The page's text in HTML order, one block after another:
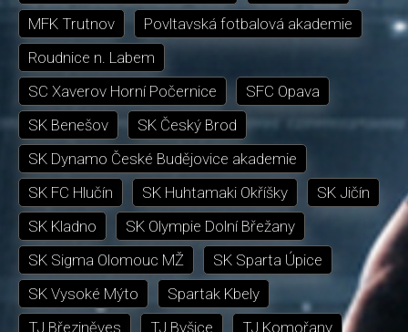
MFK Trutnov
Povltavská fotbalová akademie
Roudnice n. Labem
SC Xaverov Horní Počernice
SFC Opava
SK Benešov
SK Český Brod
SK Dynamo České Budějovice akademie
SK FC Hlučín
SK Huhtamaki Okříšky
SK Jičín
SK Kladno
SK Olympie Dolní Břežany
SK Sigma Olomouc MŽ
SK Sparta Úpice
SK Vysoké Mýto
Spartak Kbely
TJ Březiněves
TJ Byšice
TJ Komořany